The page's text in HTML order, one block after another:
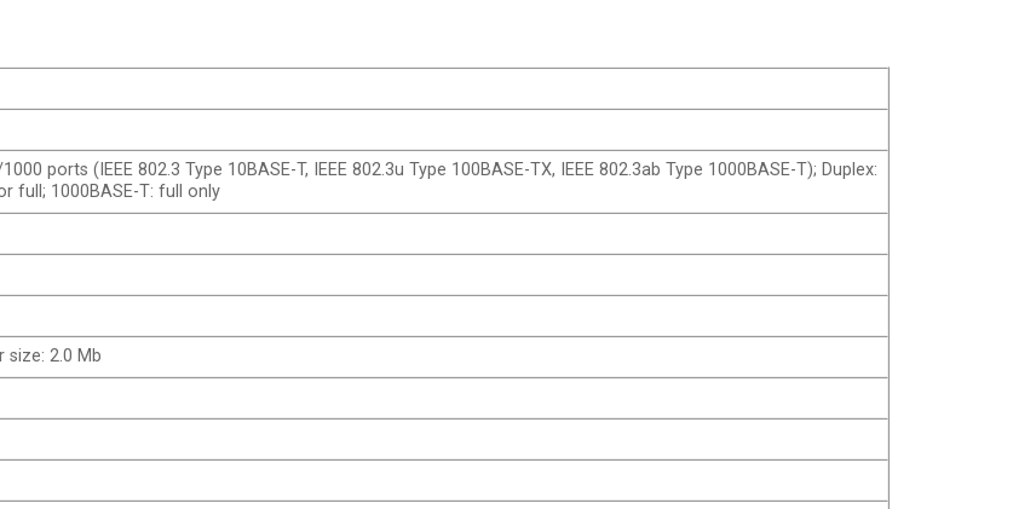
ports (IEEE 802.3 Type 10BASE-T, IEEE 802.3u Type 100BASE-TX, IEEE 802.3ab Type 1000BASE-T); Duplex:
full; 1000BASE-T: full only
size: 2.0 Mb